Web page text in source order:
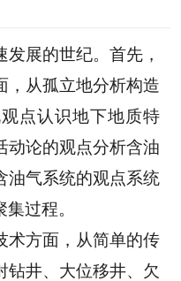
展的世纪。首先，
，从孤立地分析构造
点认识地下地质特
动论的观点分析含油
油气系统的观点系统
过程。
术方面，从简单的传
钻井、大位移井、欠